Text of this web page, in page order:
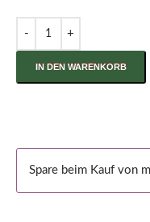
IN DEN WARENKORB
Spare beim Kauf von